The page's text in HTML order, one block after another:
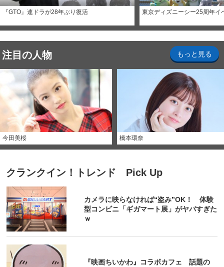
『GTO』連ドラが28年ぶり復活 東京ディズニーシー25周年イ
注目の人物 もっと見る
今田美桜 橋本環奈
クランクイン！トレンド Pick Up
カメラに映らなければ“盗み”OK！ 体験
型コンビニ「ギガマート展」がヤバすぎた
ｗ
『映画ちいかわ』コラボカフェ 話題の